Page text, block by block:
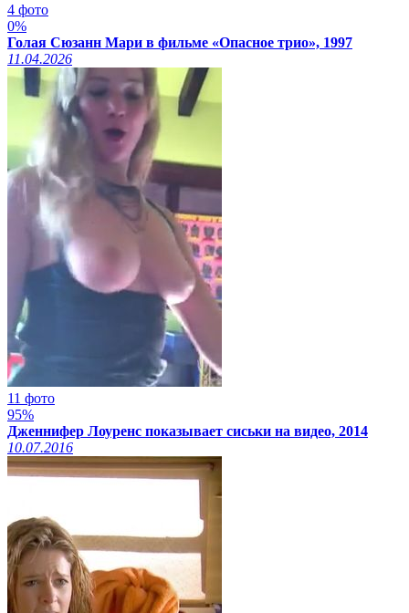
4 фото
0%
Голая Сюзанн Мари в фильме «Опасное трио», 1997
11.04.2026
11 фото
95%
Дженнифер Лоуренс показывает сиськи на видео, 2014
10.07.2016